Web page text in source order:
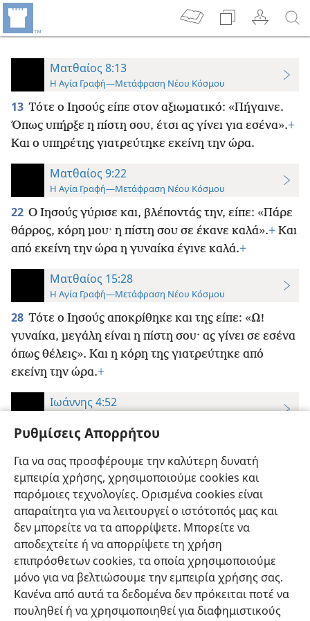
Ρυθμίσεις Απορρήτου
Για να σας προσφέρουμε την καλύτερη δυνατή
εμπειρία χρήσης, χρησιμοποιούμε cookies και
παρόμοιες τεχνολογίες. Ορισμένα cookies είναι
απαραίτητα για να λειτουργεί ο ιστότοπός μας και
δεν μπορείτε να τα απορρίψετε. Μπορείτε να
αποδεχτείτε ή να απορρίψετε τη χρήση
επιπρόσθετων cookies, τα οποία χρησιμοποιούμε
μόνο για να βελτιώσουμε την εμπειρία χρήσης σας.
Κανένα από αυτά τα δεδομένα δεν πρόκειται ποτέ να
πουληθεί ή να χρησιμοποιηθεί για διαφημιστικούς
Ματθαίος 8:13
Η Αγία Γραφή—Μετάφραση Νέου Κόσμου
13 Τότε ο Ιησούς είπε στον αξιωματικό: «Πήγαινε.
Όπως υπήρξε η πίστη σου, έτσι ας γίνει για εσένα».+
Και ο υπηρέτης γιατρεύτηκε εκείνη την ώρα.
Ματθαίος 9:22
Η Αγία Γραφή—Μετάφραση Νέου Κόσμου
22 Ο Ιησούς γύρισε και, βλέποντάς την, είπε: «Πάρε
θάρρος, κόρη μου· η πίστη σου σε έκανε καλά».+ Και
από εκείνη την ώρα η γυναίκα έγινε καλά.+
Ματθαίος 15:28
Η Αγία Γραφή—Μετάφραση Νέου Κόσμου
28 Τότε ο Ιησούς αποκρίθηκε και της είπε: «Ω!
γυναίκα, μεγάλη είναι η πίστη σου· ας γίνει σε εσένα
όπως θέλεις». Και η κόρη της γιατρεύτηκε από
εκείνη την ώρα.+
Ιωάννης 4:52
52 Άρχισε, λοιπόν, να τους ρωτάει τι ώρα
καλυτέρεψε η υγεία του. Και αυτοί του είπαν: «Χθες
την έβδομη ώρα τον άφησε ο πυρετός».+
Ελληνική Προτιμήσεις
Copyright © 2026 Watch Tower Bible and Tract Society of Pennsylvania
Όροι Χρήσης Πολιτική Απορρήτου
Ρυθμίσεις Απορρήτου
JW.ORG
Σύνδεση